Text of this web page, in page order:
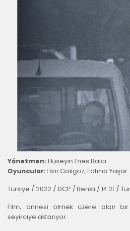
Yönetmen: Hüseyin Enes Balcı
Oyuncular: Ekin Gökgöz, Fatma Yaşar
Türkiye / 2022 / DCP / Renkli / 14:21 /
Film, annesi ölmek üzere olan bir
seyirciye aktarıyor.